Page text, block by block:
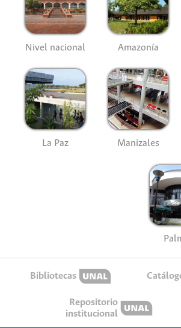
Nivel nacional Amazonía
La Paz Manizales
Bibliotecas
Repositorio
institucional